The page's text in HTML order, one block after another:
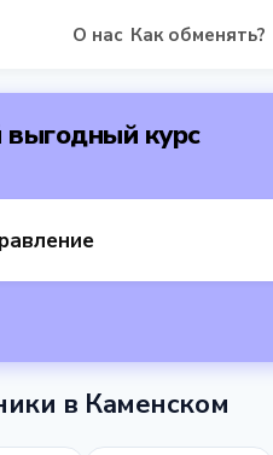
О нас Как обменять?
курс
в Каменском